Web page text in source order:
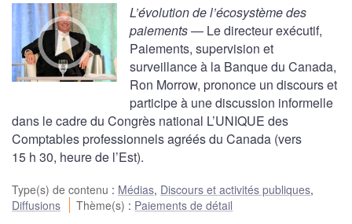
L’évolution de l’écosystème des
paiements— Le directeur exécutif,
Paiements, supervision et
surveillance à la Banque du Canada,
Ron Morrow, prononce un discours et
participe à une discussion informelle
dans le cadre du Congrès national L’UNIQUE des
Comptables professionnels agréés du Canada (vers
15 h 30, heure de l’Est).
Type(s) de contenu : Médias, Discours et activités publiques,
Diffusions
Thème(s) : Paiements de détail